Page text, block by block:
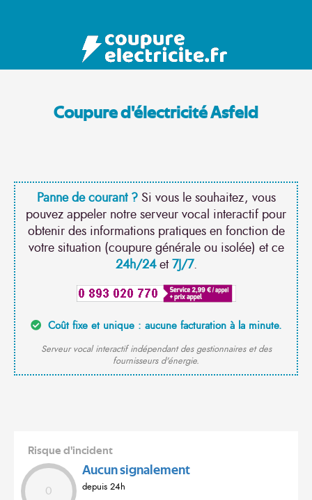
Coupure d'électricité Asfeld
Panne de courant ?Si vous le souhaitez, vous
pouvez appeler notre serveur vocal interactif pour
obtenir des informations pratiques en fonction de
votre situation (coupure générale ou isolée) et ce
24h/24et7J/7.
Coût fixe et unique : aucune facturation à la minute.
Serveur vocal interactif indépendant des gestionnaires et des
fournisseurs d'énergie.
Risque d'incident
0
Aucun signalement
depuis 24h